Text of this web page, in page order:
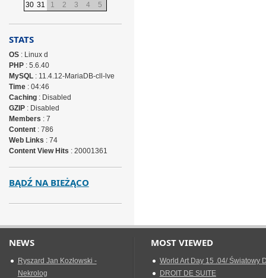
30 31 1 2 3 4 5
STATS
OS: Linux d
PHP: 5.6.40
MySQL: 11.4.12-MariaDB-cll-lve
Time: 04:46
Caching: Disabled
GZIP: Disabled
Members : 7
Content: 786
Web Links : 74
Content View Hits : 20001361
BĄDŹ NA BIEŻĄCO
NEWS
Ryszard Jan Kozłowski -
Nekrolog
MOST VIEWED
World Art Day 15 .04/ Światowy
DROIT DE SUITE